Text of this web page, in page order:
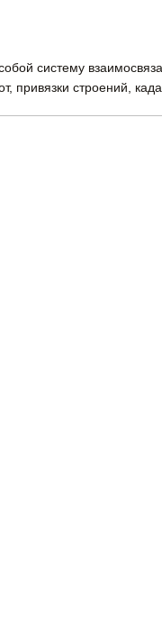
систему
привязки строений,